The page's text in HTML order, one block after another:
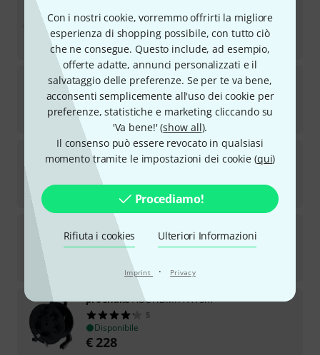
Con i nostri cookie, vorremmo offrirti la migliore
esperienza di shopping possibile, con tutto ciò
che ne consegue. Questo include, ad esempio,
offerte adatte, annunci personalizzati e il
salvataggio delle preferenze. Se per te va bene,
acconsenti semplicemente all'uso dei cookie per
preferenze, statistiche e marketing cliccando su
'Va bene!' (show all).
Il consenso può essere revocato in qualsiasi
momento tramite le impostazioni dei cookie (qui)
Procediamo!
Rifiuta i cookies Ulteriori Informazioni
Imprint · Privacy
69
Disponibile
€80
NeutrikNKO2S-A-2-100
Disponibile
€1.390
PureLinkPI1000-030 HDMI Cable 3.0m
15
Disponibile
13,60
Sommer Cable
Disponibile
19,90
pro snakeAOC HDMI A-A 75m
5
Disponibile
€ 228